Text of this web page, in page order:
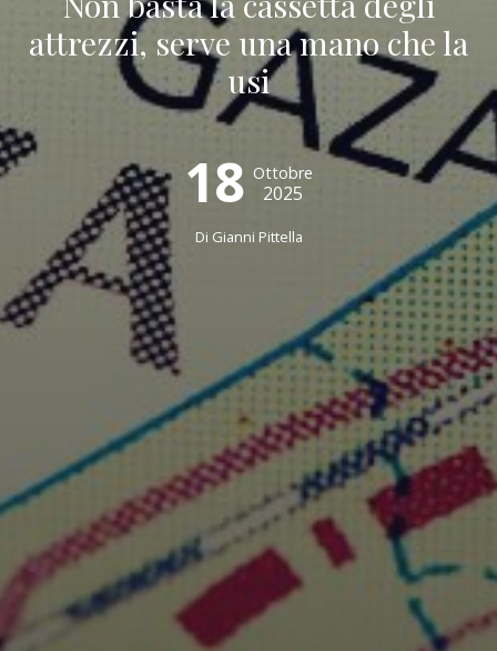
attrezzi, serve una mano che la
usi
18 Ottobre
2025
Di Gianni Pittella